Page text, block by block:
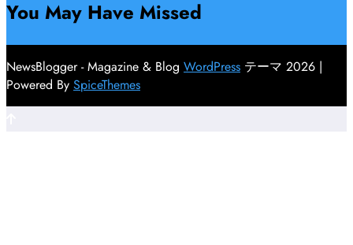
You May Have Missed
NewsBlogger - Magazine & Blog WordPress テーマ 2026 |
Powered By SpiceThemes